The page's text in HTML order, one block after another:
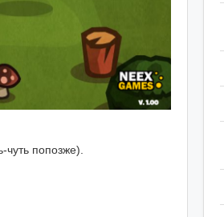
попозже).